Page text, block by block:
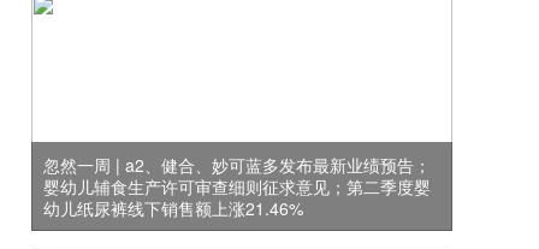
忽然一周 | a2、健合、妙可蓝多发布最新业绩预告；
婴幼儿辅食生产许可审查细则征求意见；第二季度婴
幼儿纸尿裤线下销售额上涨21.46%